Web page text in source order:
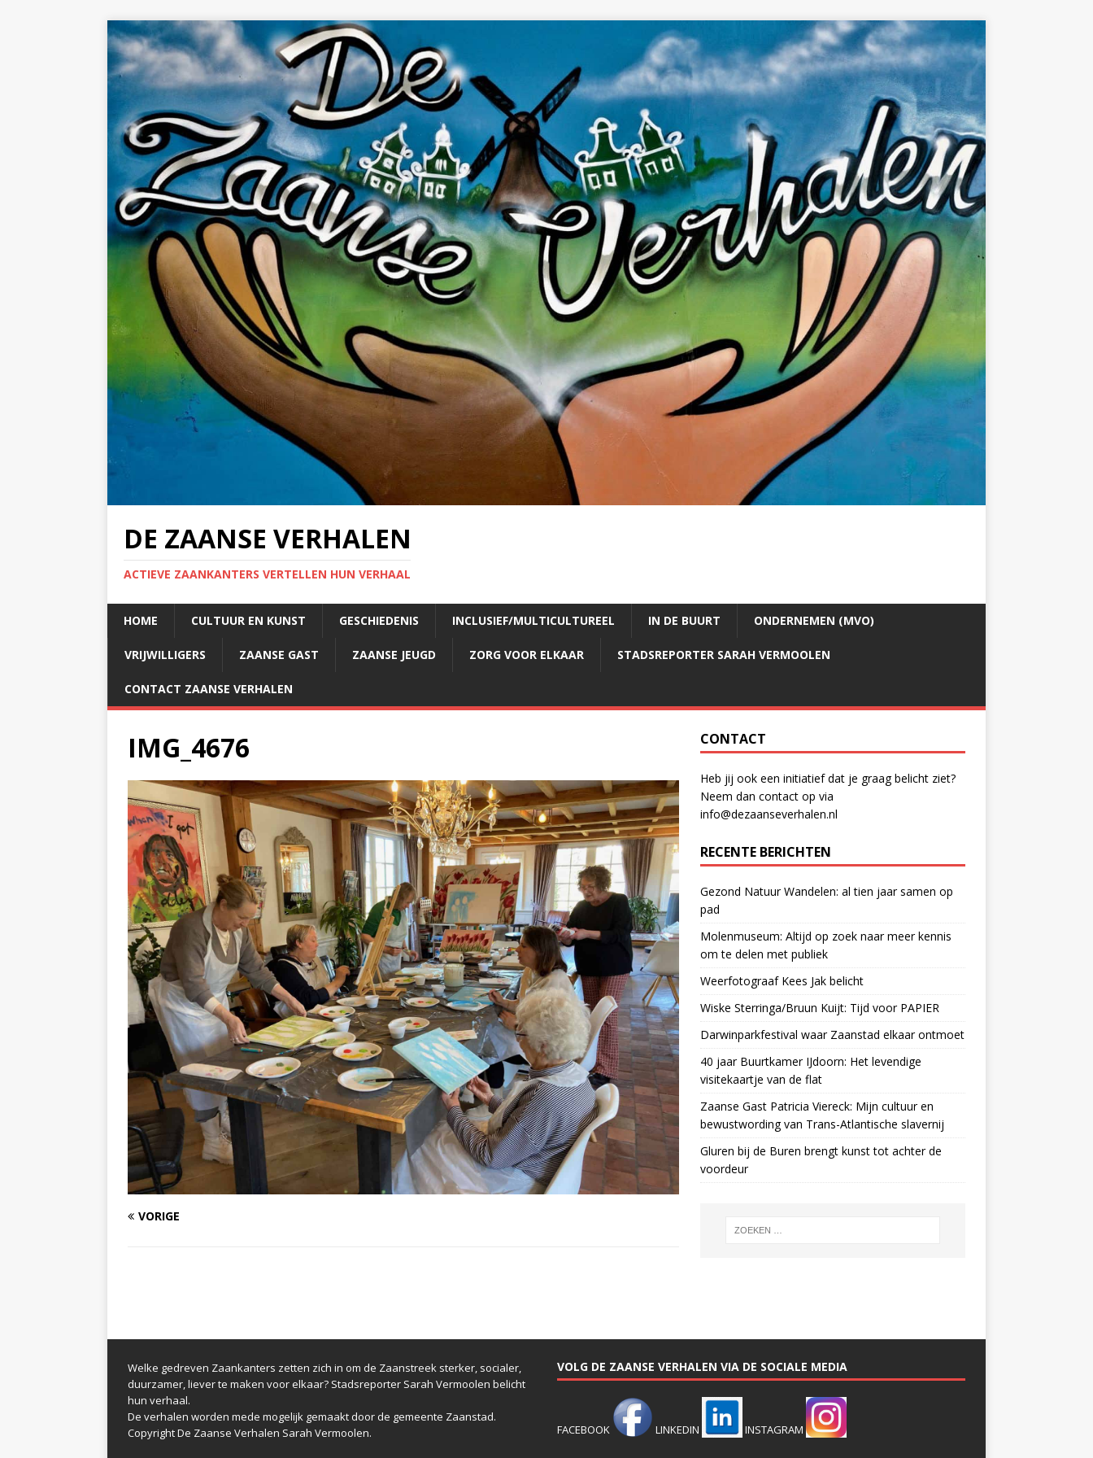
DE ZAANSE VERHALEN
ACTIEVE ZAANKANTERS VERTELLEN HUN VERHAAL
HOME CULTUUR EN KUNST GESCHIEDENIS INCLUSIEF/MULTICULTUREEL IN DE BUURT ONDERNEMEN (MVO)
VRIJWILLIGERS ZAANSE GAST ZAANSE JEUGD ZORG VOOR ELKAAR STADSREPORTER SARAH VERMOOLEN
CONTACT ZAANSE VERHALEN
IMG_4676
VORIGE
CONTACT
Heb jij ook een initiatief dat je graag belicht ziet?
Neem dan contact op via
info@dezaanseverhalen.nl
RECENTE BERICHTEN
Gezond Natuur Wandelen: al tien jaar samen op
pad
Molenmuseum: Altijd op zoek naar meer kennis
om te delen met publiek
Weerfotograaf Kees Jak belicht
Wiske Sterringa/Bruun Kuijt: Tijd voor PAPIER
Darwinparkfestival waar Zaanstad elkaar ontmoet
40 jaar Buurtkamer IJdoorn: Het levendige
visitekaartje van de flat
Zaanse Gast Patricia Viereck: Mijn cultuur en
bewustwording van Trans-Atlantische slavernij
Gluren bij de Buren brengt kunst tot achter de
voordeur
Welke gedreven Zaankanters zetten zich in om de Zaanstreek sterker, socialer,
duurzamer, liever te maken voor elkaar? Stadsreporter Sarah Vermoolen belicht
hun verhaal.
De verhalen worden mede mogelijk gemaakt door de gemeente Zaanstad.
Copyright De Zaanse Verhalen Sarah Vermoolen.
VOLG DE ZAANSE VERHALEN VIA DE SOCIALE MEDIA
FACEBOOK LINKEDIN INSTAGRAM